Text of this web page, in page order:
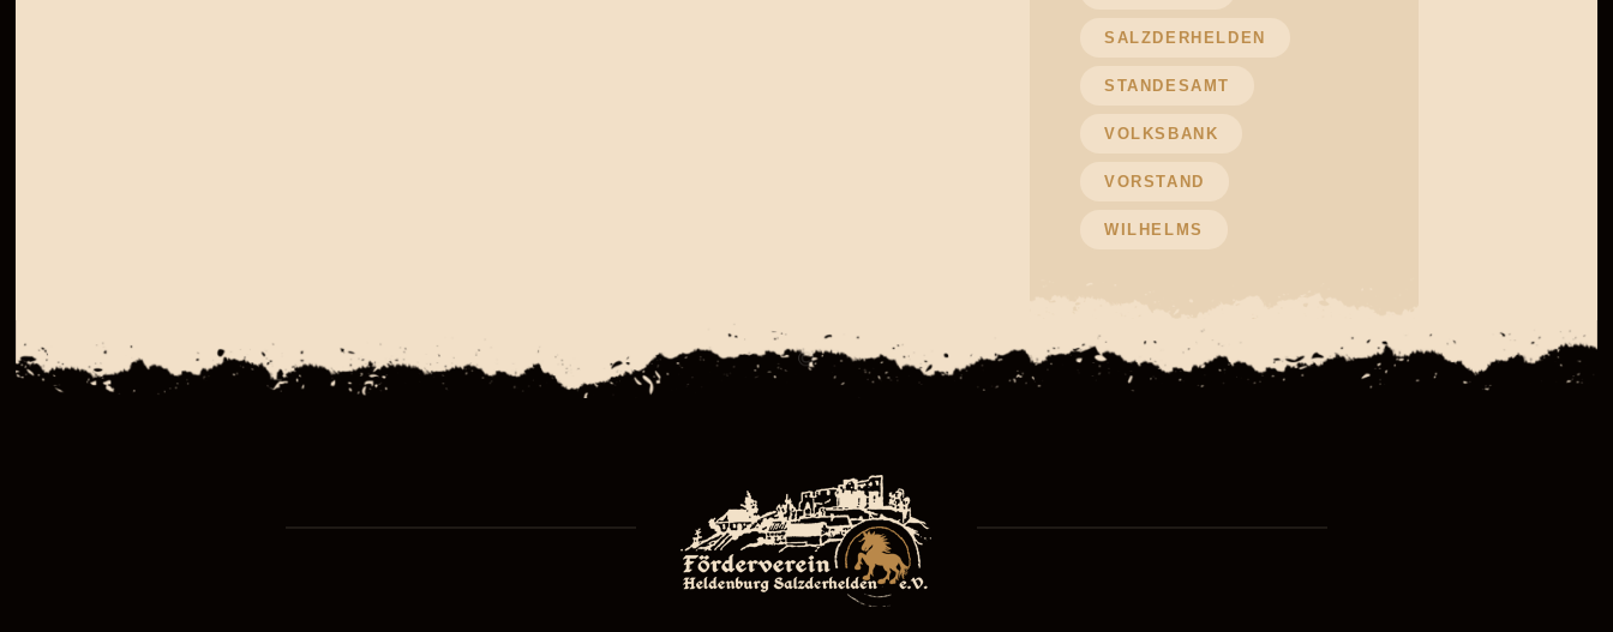
SALZDERHELDEN
STANDESAMT
VOLKSBANK
VORSTAND
WILHELMS